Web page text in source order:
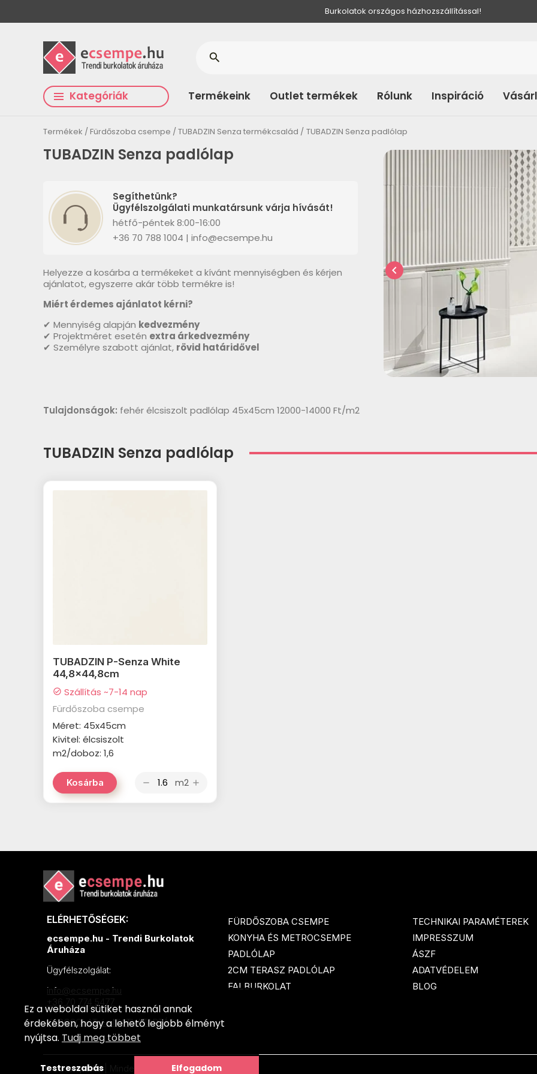
Burkolatok országos házhozszállítással!
Kategóriák Termékeink Outlet termékek Rólunk Inspiráció
search
Termékek Fürdőszoba csempe TUBADZIN Senza termékcsalád TUBADZIN Senza padlólap
TUBADZIN Senza padlólap
Segíthetünk?
Ügyfélszolgálati munkatársunk várja hívását!
hétfő-péntek 8:00-16:00
+36 70 788 1004 | info@ecsempe.hu
Helyezze a kosárba a termékeket a kívánt mennyiségben és kérjen
ajánlatot, egyszerre akár több termékre is!
Miért érdemes ajánlatot kérni?
✔ Mennyiség alapján kedvezmény
✔ Projektméret esetén extra árkedvezmény
✔ Személyre szabott ajánlat, rövid határidővel
chevron_left
Tulajdonságok: fehér élcsiszolt padlólap 45x45cm 12000-14000 Ft/m2
TUBADZIN Senza padlólap
TUBADZIN P-Senza White
44,8x44,8cm
check_circle Szállítás ~7-14 nap
Fürdőszoba csempe
Méret: 45x45cm
Kivitel: élcsiszolt
m2/doboz: 1,6
Kosárba remove m2 add
ELÉRHETŐSÉGEK:
ecsempe.hu - Trendi Burkolatok
Áruháza
Ügyfélszolgálat:
info@ecsempe.hu
+36 70 774 5477
KAPCSOLAT és NYITVATARTÁS
FÜRDŐSZOBA CSEMPE
KONYHA ÉS METROCSEMPE
PADLÓLAP
2CM TERASZ PADLÓLAP
FALBURKOLAT
TECHNIKAI PARAMÉTEREK
IMPRESSZUM
ÁSZF
ADATVÉDELEM
BLOG
© ecsempe.hu | Minden jog fenntartva!
Ez a weboldal sütiket használ annak
érdekében, hogy a lehető legjobb élményt
nyújtsa. Tudj meg többet
Testreszabás Elfogadom